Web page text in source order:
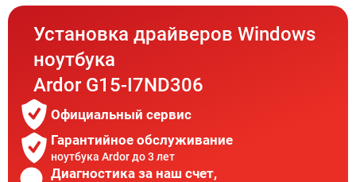
Установка драйверов Windows
ноутбука
Ardor G15-I7ND306
Официальный сервис
Гарантийное обслуживание
ноутбука Ardor до 3 лет
Диагностика за наш счет,